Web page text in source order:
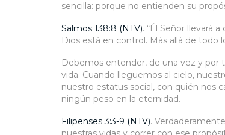
sencilla: porque no entienden su
Salmos 138:8 (NTV). “Él Señor llevará
Dios está en control. Más allá de todo
Debemos entender, de una vez y por
vida. Cuando lleguemos al cielo,
nuestro estatus social, con quién nos
ningún peso en la eternidad.
Filipenses 3:3-9 (NTV).